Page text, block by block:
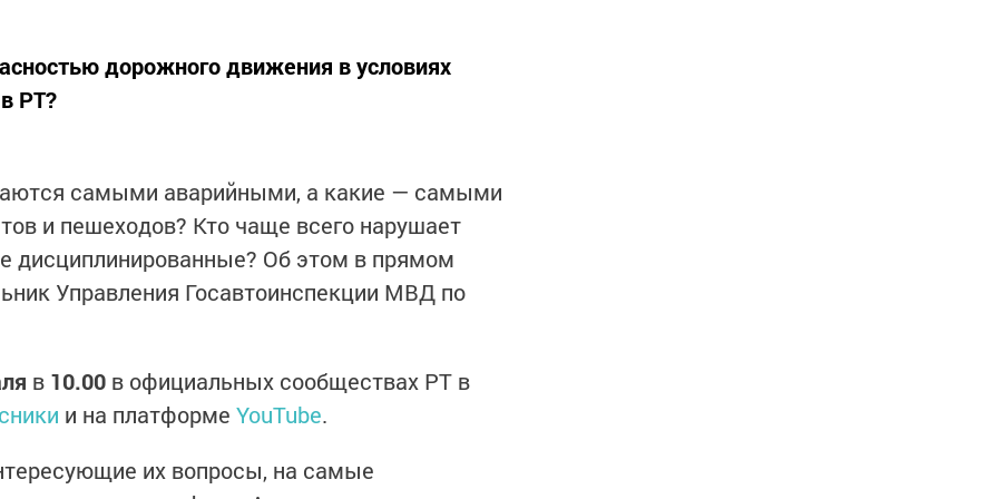
дорожного движения в условиях
РТ?
самыми аварийными, а какие — самыми
и пешеходов? Кто чаще всего нарушает
дисциплинированные? Об этом в прямом
Управления Госавтоинспекции МВД по
в 10.00 в официальных сообществах РТ в
и на платформе YouTube.
их вопросы, на самые